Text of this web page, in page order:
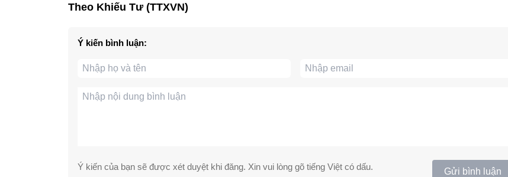
Theo Khiếu Tư (TTXVN)
Ý kiến bình luận:
Ý kiến của bạn sẽ được xét duyệt khi đăng. Xin vui lòng gõ tiếng Việt có dấu. Gửi bình luận